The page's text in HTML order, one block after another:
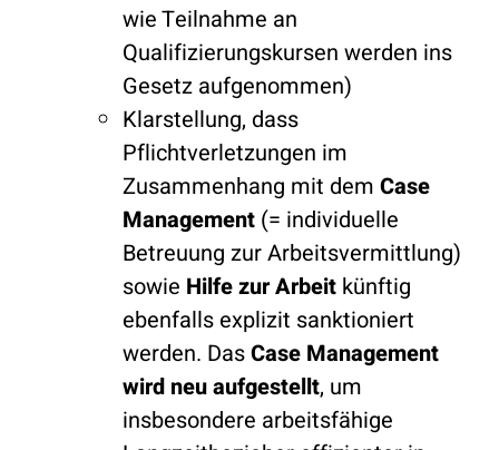
wie Teilnahme an
Qualifizierungskursen werden ins
Gesetz aufgenommen)
Klarstellung, dass
Pflichtverletzungen im
Zusammenhang mit dem Case
Management (= individuelle
Betreuung zur Arbeitsvermittlung)
sowie Hilfe zur Arbeit künftig
ebenfalls explizit sanktioniert
werden. DasCase Management
wird neu aufgestellt, um
insbesondere arbeitsfähige